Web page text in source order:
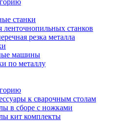
станки
ленточнопильных станков
резка металла
машины
по металлу
к сварочным столам
в сборе с ножками
кит комплекты